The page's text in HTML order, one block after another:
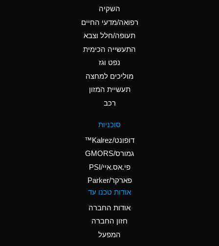
Ammonium Hydroxide
D
Ammonium Nitrate
Ammonium Nitrite
Ammonium Persulfate
Ammonium Phosphate
A
Ammonium Sulfate
A
Amyl Acetate (Banana
השקיה
רפואה/מדעי החיים
תעופה/חלל וצבא
התעשייה הכימית
נפט וגז
מוליכים למחצה
תעשיית המזון
רכב
סוכניות
דופונט/Kalrez™
גמורס/GMORS
פי.אס.איי/PSI
פארקר/Parker
אודות טכנו עד
אודות החברה
חזון החברה
המפעל